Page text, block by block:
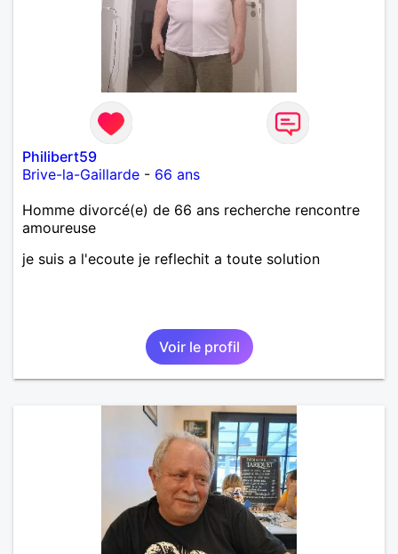
Philibert59
Brive-la-Gaillarde - 66 ans
Homme divorcé(e) de 66 ans recherche rencontre
amoureuse
je suis a l'ecoute je reflechit a toute solution
Voir le profil